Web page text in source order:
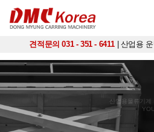
견적문의 031 - 351 - 6411 | 산업용
산업용물류기